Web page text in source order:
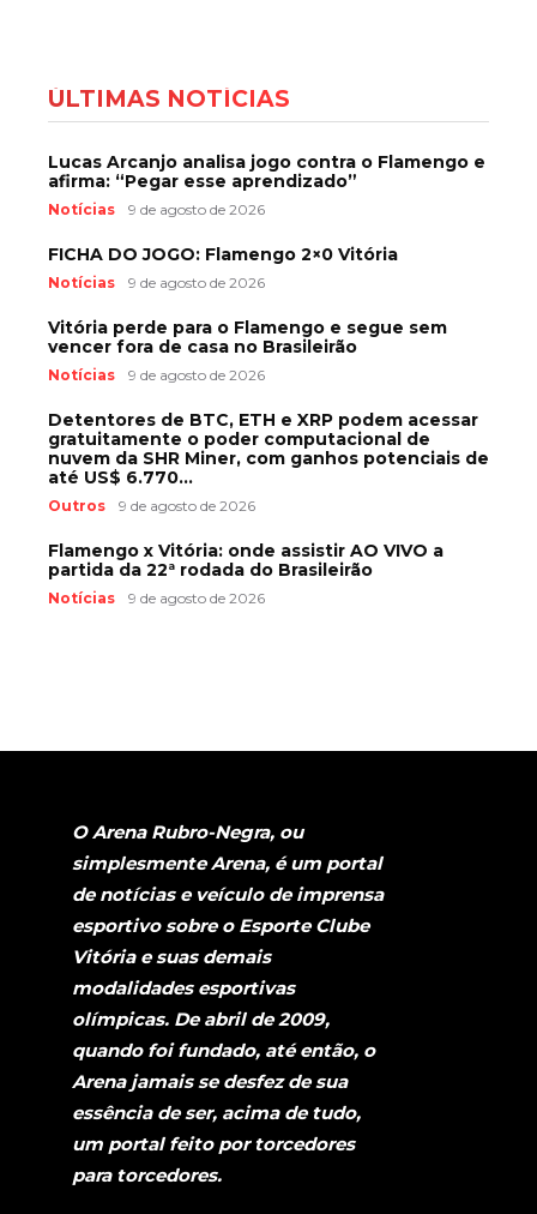
ÚLTIMAS NOTÍCIAS
Lucas Arcanjo analisa jogo contra o Flamengo e
afirma: “Pegar esse aprendizado”
Notícias 9 de agosto de 2026
FICHA DO JOGO: Flamengo 2×0 Vitória
Notícias 9 de agosto de 2026
Vitória perde para o Flamengo e segue sem
vencer fora de casa no Brasileirão
Notícias 9 de agosto de 2026
Detentores de BTC, ETH e XRP podem acessar
gratuitamente o poder computacional de
nuvem da SHR Miner, com ganhos potenciais de
até US$ 6.770...
Outros 9 de agosto de 2026
Flamengo x Vitória: onde assistir AO VIVO a
partida da 22ª rodada do Brasileirão
Notícias 9 de agosto de 2026
O Arena Rubro-Negra, ou
simplesmente Arena, é um portal
de notícias e veículo de imprensa
esportivo sobre o Esporte Clube
Vitória e suas demais
modalidades esportivas
olímpicas. De abril de 2009,
quando foi fundado, até então, o
Arena jamais se desfez de sua
essência de ser, acima de tudo,
um portal feito por torcedores
para torcedores.